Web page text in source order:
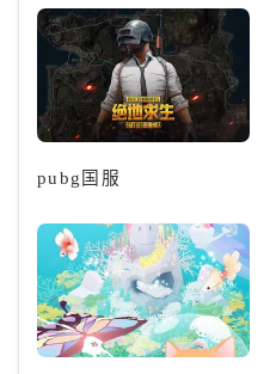
pubg国服